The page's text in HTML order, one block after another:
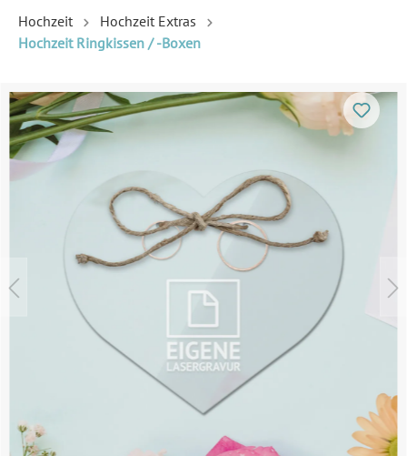
Hochzeit
Hochzeit Extras
Hochzeit Ringkissen / -Boxen